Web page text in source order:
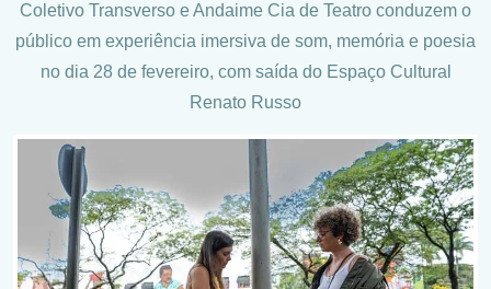
Coletivo Transverso e Andaime Cia de Teatro conduzem o
público em experiência imersiva de som, memória e poesia
no dia 28 de fevereiro, com saída do Espaço Cultural
Renato Russo